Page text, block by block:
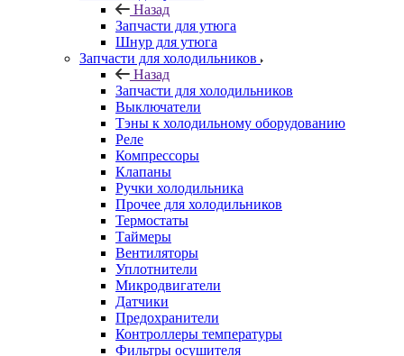
Назад
Запчасти для утюга
Шнур для утюга
Запчасти для холодильников
Назад
Запчасти для холодильников
Выключатели
Тэны к холодильному оборудованию
Реле
Компрессоры
Клапаны
Ручки холодильника
Прочее для холодильников
Термостаты
Таймеры
Вентиляторы
Уплотнители
Микродвигатели
Датчики
Предохранители
Контроллеры температуры
Фильтры осушителя